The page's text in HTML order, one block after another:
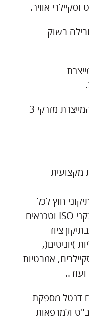
וסקיילרי אוויר.
בשוק
האיטלקית, המייצרת מזרקי 3
מקצועית
חוץ לכל
חלקי הארץ. למעבדת השירות תקני ISO וטכנאים
של 30 שנה בתיקון ציוד
)יוניטים(,
אמבטיות
דנטל מספקת
ולמרפאות